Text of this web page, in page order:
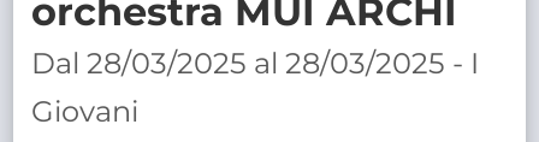
orchestra MUI ARCHI
Dal 28/03/2025 al 28/03/2025 - I
Giovani